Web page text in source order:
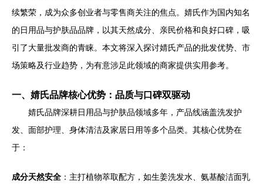
续繁荣，成为众多创业者与零售商关注的焦点。婧氏作为国内知名
的日用品与护肤品品牌，以其天然成分、亲民价格和良好口碑，吸
引了大量批发商的青睐。本文将深入探讨婧氏产品的批发优势、市
场策略及行业趋势，为有意涉足此领域的商家提供实用参考。
一、婧氏品牌核心优势：品质与口碑双驱动
婧氏品牌深耕日用品与护肤品领域多年，产品线涵盖洗发护
发、面部护理、身体清洁及家居日用等多个品类。其核心优势在
于：
成分天然安全 ：主打植物萃取配方，如生姜洗发水、氨基酸洁面乳